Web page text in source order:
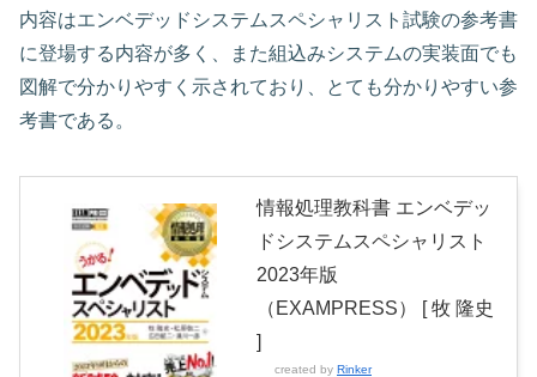
内容はエンベデッドシステムスペシャリスト試験の参考書
に登場する内容が多く、また組込みシステムの実装面でも
図解で分かりやすく示されており、とても分かりやすい参
考書である。
情報処理教科書 エンベデッ
ドシステムスペシャリスト
2023年版
（EXAMPRESS） [ 牧 隆史
]
created by Rinker